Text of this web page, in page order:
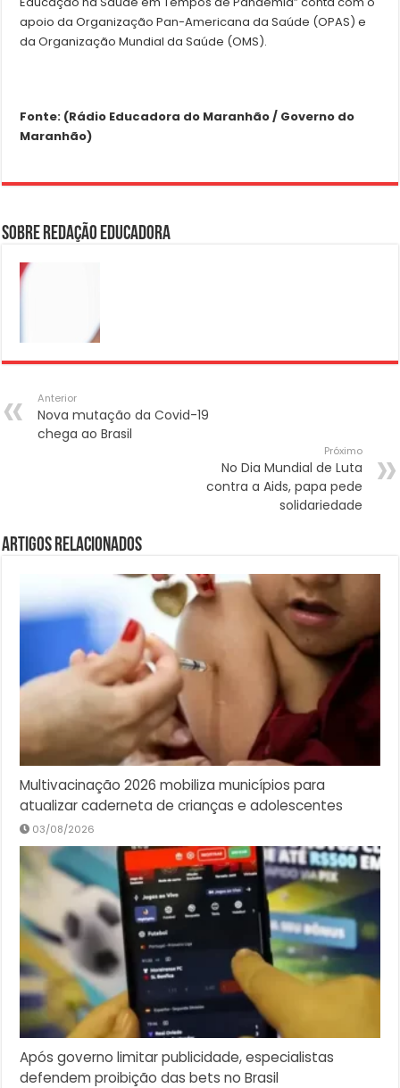
apoio da Organização Pan-Americana da Saúde (OPAS) e
da Organização Mundial da Saúde (OMS).
Fonte: (Rádio Educadora do Maranhão / Governo do
Maranhão)
Sobre Redação Educadora
Anterior
Nova mutação da Covid-19
chega ao Brasil
Próximo
No Dia Mundial de Luta
contra a Aids, papa pede
solidariedade
Artigos Relacionados
Multivacinação 2026 mobiliza municípios para
atualizar caderneta de crianças e adolescentes
03/08/2026
Após governo limitar publicidade, especialistas
defendem proibição das bets no Brasil